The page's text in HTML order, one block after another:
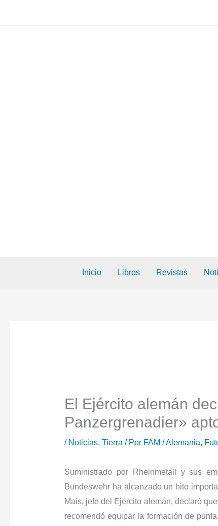
Inicio Libros Revistas
El Ejército alemán
Panzergrenadier»
/ Noticias, Tierra/ Por FAM /Alemania,
Suministrado por Rheinmetall y sus
Bundeswehr ha alcanzado un hito
Mais, jefe del Ejército alemán, declaró
recomendó equipar la formación de